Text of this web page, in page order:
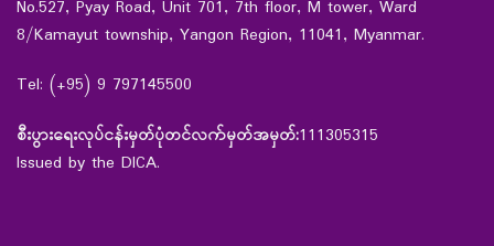
No.527, Pyay Road, Unit 701, 7th floor, M tower, Ward
8/Kamayut township, Yangon Region, 11041, Myanmar.
Tel: (+95) 9 797145500
စီးပွားရေးလုပ်ငန်းမှတ်ပုံတင်လက်မှတ်အမှတ်:111305315
Issued by the DICA.